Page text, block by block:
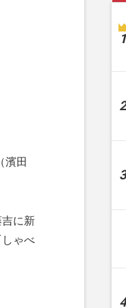
濱田
に新
ゃべ